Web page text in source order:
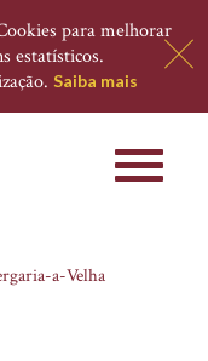
para melhorar
estatísticos.
Saiba mais
Toggle
a-Velha